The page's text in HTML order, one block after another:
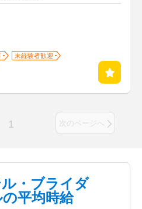
未経験者歓迎
1 次のページへ
・ブライダ
平均時給